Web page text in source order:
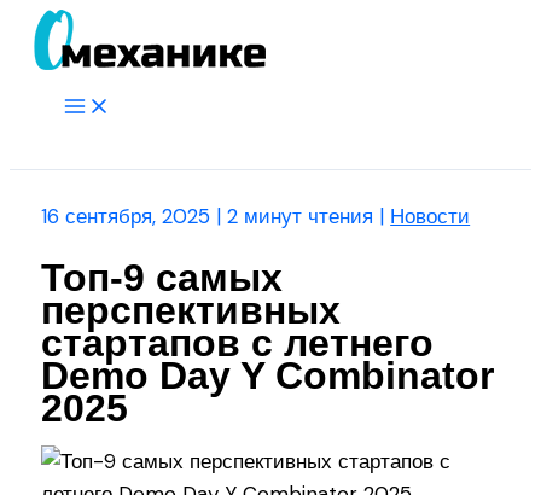
Перейти
Main
16 сентября, 2025 |2 минут чтения | Новости
Топ-9 самых
перспективных
стартапов с летнего
Demo Day Y Combinator
2025